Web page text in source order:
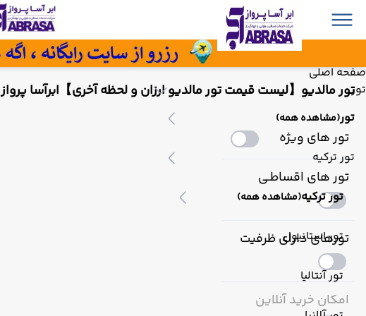
صفحه اصلی
تور
تور(مشاهده همه)
تور ترکیه
تور ترکیه(مشاهده همه)
تور استانبول
تور آنتالیا
تور مالدیو【لیست قیمت تور مالدیو ارزان و لحظه آخری】ابرآسا پرواز
تور های ویژه
تور های اقساطـی
تورهای دارای ظرفیت
امکان خرید آنلاین